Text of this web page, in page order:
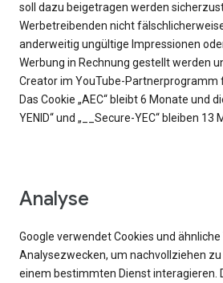
soll dazu beigetragen werden
Werbetreibenden nicht
anderweitig ungültige Impressionen
Werbung in Rechnung gestellt werden
Creator im YouTube-Partnerprogramm
Das Cookie „AEC“ bleibt 6 Monate und
YENID“ und „__Secure-YEC“ bleiben 13
Analyse
Google verwendet Cookies und
Analysezwecken, um nachvollziehen
einem bestimmten Dienst interagieren.